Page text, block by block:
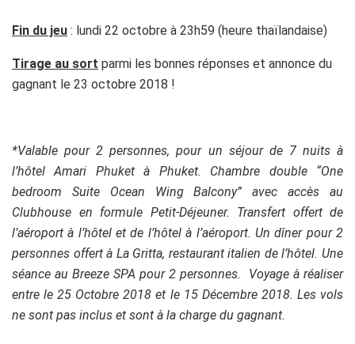
Fin du jeu : lundi 22 octobre à 23h59 (heure thaïlandaise)
Tirage au sort parmi les bonnes réponses et annonce du
gagnant le 23 octobre 2018 !
*Valable pour 2 personnes, pour un séjour de 7 nuits à
l’hôtel Amari Phuket à Phuket. Chambre double “One
bedroom Suite Ocean Wing Balcony” avec accès au
Clubhouse en formule Petit-Déjeuner. Transfert offert de
l’aéroport à l’hôtel et de l’hôtel à l’aéroport. Un dîner pour 2
personnes offert à La Gritta, restaurant italien de l’hôtel. Une
séance au Breeze SPA pour 2 personnes. Voyage à réaliser
entre le 25 Octobre 2018 et le 15 Décembre 2018. Les vols
ne sont pas inclus et sont à la charge du gagnant.